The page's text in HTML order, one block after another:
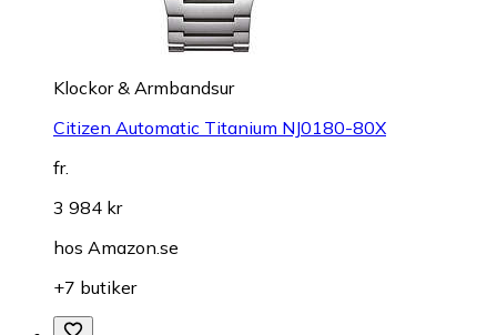
Klockor & Armbandsur
Citizen Automatic Titanium NJ0180-80X
fr.
3 984 kr
hos Amazon.se
+7 butiker